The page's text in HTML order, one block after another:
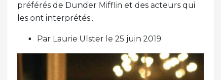
préférés de Dunder Mifflin et des acteurs qui
les ont interprétés..
Par Laurie Ulster le 25 juin 2019